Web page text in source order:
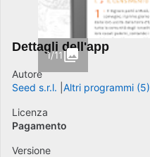
1/11
Dettagli dell'app
Autore
Seed s.r.l. Altri programmi (5)
Licenza
Pagamento
Versione